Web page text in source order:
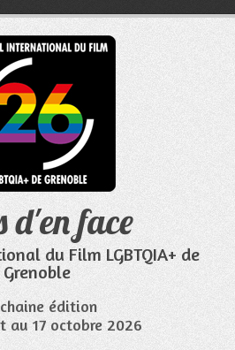
d'en face
du Film LGBTQIA+ de
Grenoble
édition
au 17 octobre 2026